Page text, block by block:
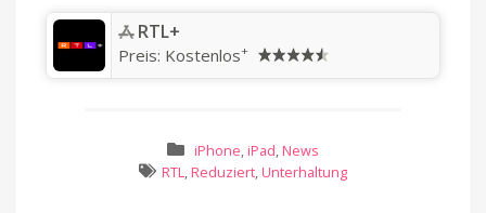
‎RTL+
Preis: Kostenlos+
iPhone, iPad, News
RTL, Reduziert, Unterhaltung